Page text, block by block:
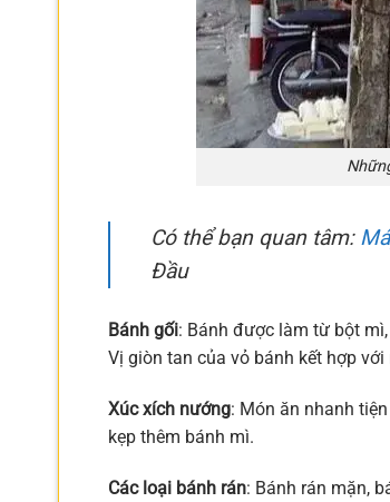
Có thể bạn quan tâm:
Đầu
Bánh gối: Bánh được làm từ bột
Vị giòn tan của vỏ bánh kết hợp
Xúc xích nướng: Món ăn nhanh
kẹp thêm bánh mì.
Các loại bánh rán: Bánh rán mặn,